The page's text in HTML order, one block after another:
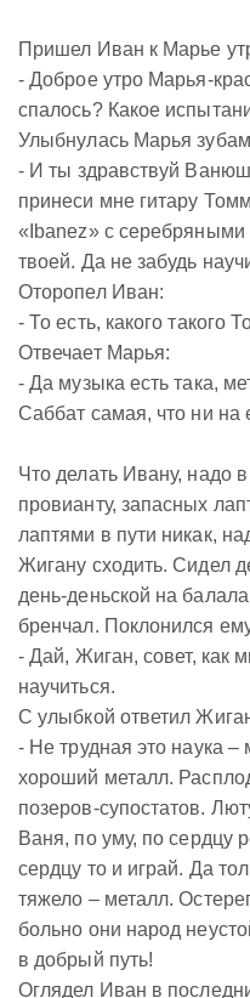
Пришел Иван к Марье
- Доброе утро Марья-
спалось? Какое
Улыбнулась Марья
- И ты здравствуй
принеси мне гитару
«Ibanez» с серебряными
твоей. Да не забудь
Оторопел Иван:
- То есть, какого такого
Отвечает Марья:
- Да музыка есть така,
Саббат самая, что ни на
Что делать Ивану, надо
провианту, запасных
лаптями в пути никак,
Жигану сходить. Сидел
день-деньской на
бренчал. Поклонился
- Дай, Жиган, совет, как
научиться.
С улыбкой ответил
- Не трудная это наука –
хороший металл.
позеров-супостатов.
Ваня, по уму, по сердцу
сердцу то и играй. Да
тяжело – металл.
больно они народ
в добрый путь!
Оглядел Иван в